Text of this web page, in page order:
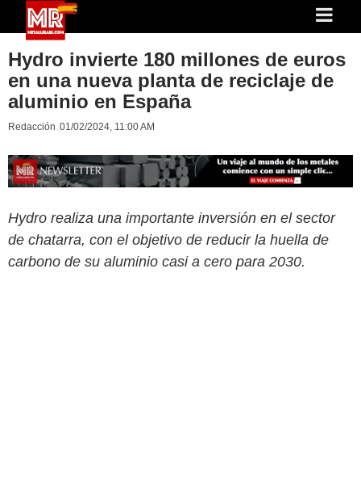
Hydro invierte 180 millones de euros
en una nueva planta de reciclaje de
aluminio en España
Redacción 01/02/2024, 11:00 AM
Hydro realiza una importante inversión en el sector
de chatarra, con el objetivo de reducir la huella de
carbono de su aluminio casi a cero para 2030.